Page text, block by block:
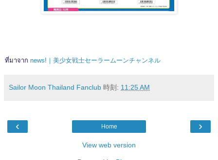
ที่มาจาก news!｜美少女戦士セーラームーンチャンネル
Sailor Moon Thailand Fanclub 時刻: 11:25 AM
‹ ›
Home
View web version